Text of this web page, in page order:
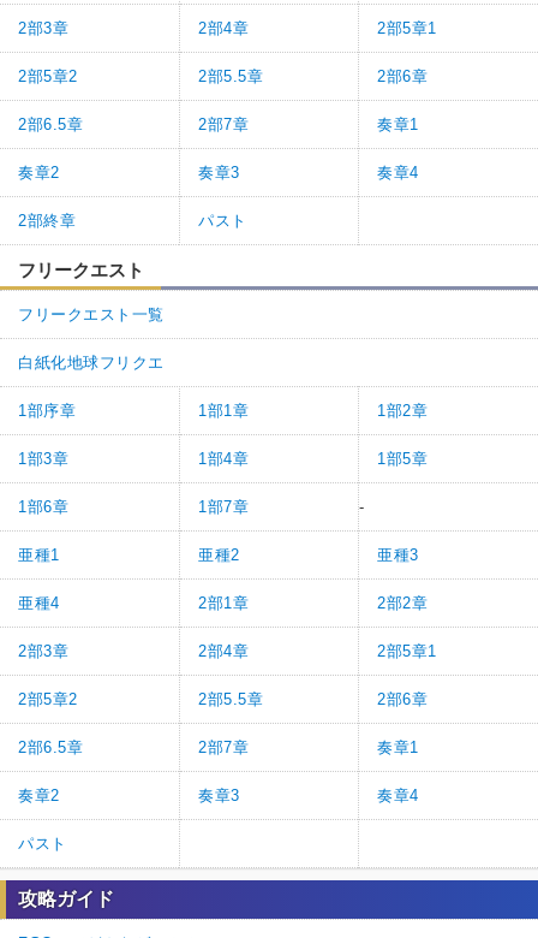
2部3章 2部4章 2部5章1
2部5章2 2部5.5章 2部6章
2部6.5章 2部7章 奏章1
奏章2 奏章3 奏章4
2部終章 パスト
フリークエスト
フリークエスト一覧
白紙化地球フリクエ
1部序章 1部1章 1部2章
1部3章 1部4章 1部5章
1部6章 1部7章 -
亜種1 亜種2 亜種3
亜種4 2部1章 2部2章
2部3章 2部4章 2部5章1
2部5章2 2部5.5章 2部6章
2部6.5章 2部7章 奏章1
奏章2 奏章3 奏章4
パスト
攻略ガイド